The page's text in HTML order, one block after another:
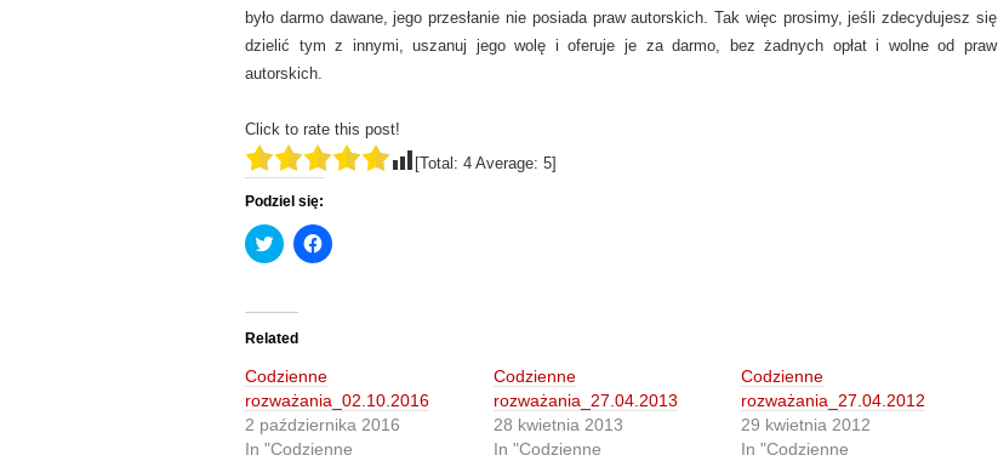
było darmo dawane, jego przesłanie nie posiada praw autorskich. Tak więc prosimy, jeśli zdecydujesz się
dzielić tym z innymi, uszanuj jego wolę i oferuje je za darmo, bez żadnych opłat i wolne od praw
autorskich.
Click to rate this post!
[Total: 4 Average: 5]
Podziel się:
C
l
t
o
s
a
r
e
o
n
C
l
a
r
e
o
n
Related
Codzienne
rozważania_02.10.2016
2 października 2016
In "Codzienne
Codzienne
rozważania_27.04.2013
28 kwietnia 2013
In "Codzienne
Codzienne
rozważania_27.04.2012
29 kwietnia 2012
In "Codzienne